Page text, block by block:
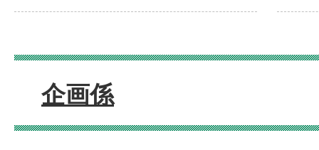
企画係